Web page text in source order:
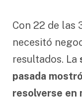
Con 22 de las
necesitó
resultados. La
pasada
resolverse en